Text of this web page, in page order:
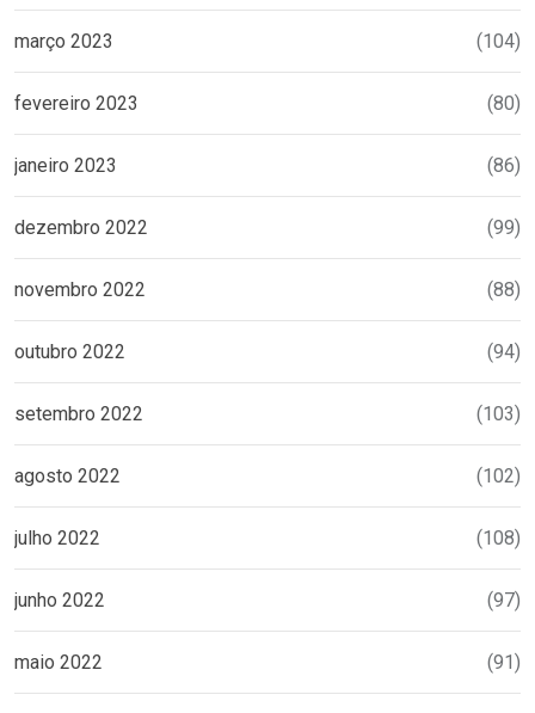
março 2023 (104)
fevereiro 2023 (80)
janeiro 2023 (86)
dezembro 2022 (99)
novembro 2022 (88)
outubro 2022 (94)
setembro 2022 (103)
agosto 2022 (102)
julho 2022 (108)
junho 2022 (97)
maio 2022 (91)